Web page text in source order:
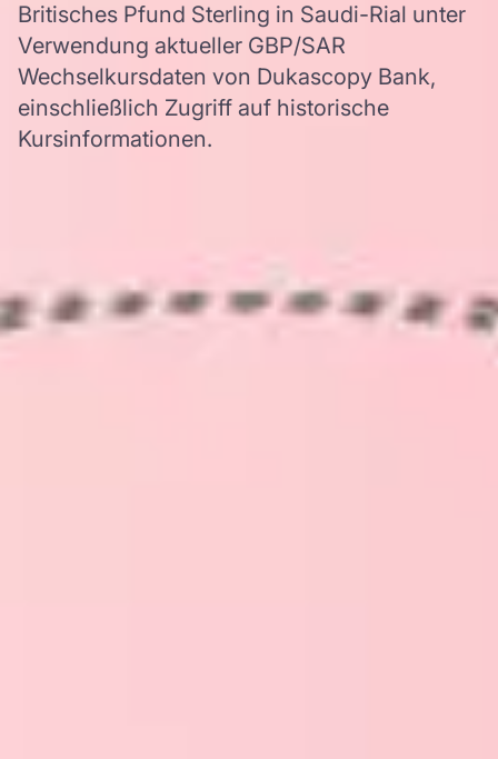
Britisches Pfund Sterling in Saudi-Rial unter
Verwendung aktueller GBP/SAR
Wechselkursdaten von Dukascopy Bank,
einschließlich Zugriff auf historische
Kursinformationen.